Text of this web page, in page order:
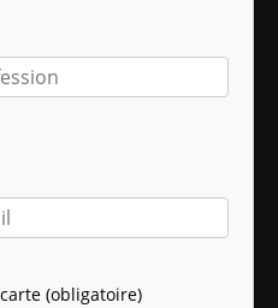
(obligatoire)